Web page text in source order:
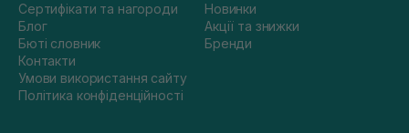
Сертифікати та нагороди
Блог
Бюті словник
Контакти
Умови використання сайту
Політика конфіденційності
Новинки
Акції та знижки
Бренди